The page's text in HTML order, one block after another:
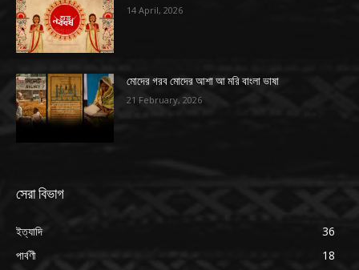
14 April, 2026
মোদের গরব মোদের আশা আ মরি বাংলা ভাষা
21 February, 2026
সেরা বিভাগ
ইত্যাদি
36
পার্বণী
18